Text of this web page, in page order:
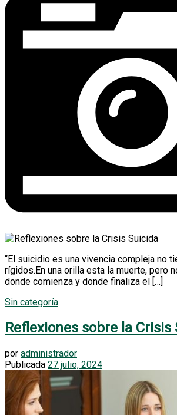
“El suicidio es una vivencia compleja no
rígidos.En una orilla esta la muerte, pero
donde comienza y donde finaliza el […]
Sin categoría
Reflexiones sobre la Crisis
por administrador
Publicada 27 julio, 2024